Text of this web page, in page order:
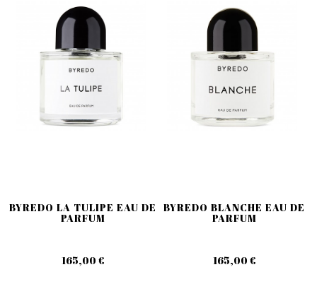
BYREDO LA TULIPE EAU DE
PARFUM
165,00 €
BYREDO BLANCHE EAU DE
PARFUM
165,00 €